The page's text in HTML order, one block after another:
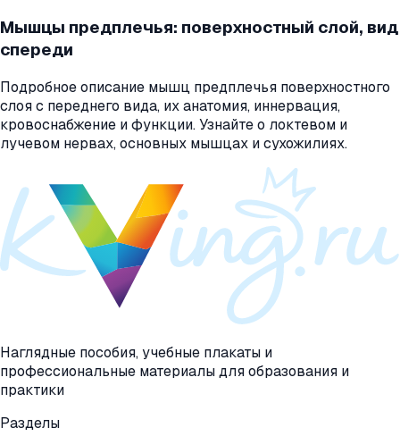
Мышцы предплечья: поверхностный слой, вид
спереди
Подробное описание мышц предплечья поверхностного
слоя с переднего вида, их анатомия, иннервация,
кровоснабжение и функции. Узнайте о локтевом и
лучевом нервах, основных мышцах и сухожилиях.
Наглядные пособия, учебные плакаты и
профессиональные материалы для образования и
практики
Разделы